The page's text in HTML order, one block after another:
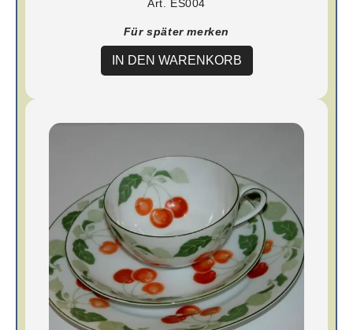
Art. ES004
Für später merken
IN DEN WARENKORB